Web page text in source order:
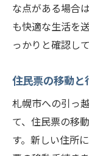
な点がある場合
も快適な生活を
っかりと確認し
住民票の移動
札幌市への引っ
て、住民票の移
す。新しい住所